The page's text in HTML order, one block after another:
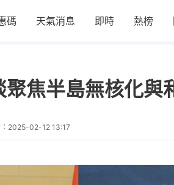
碼 天氣消息 即時 熱榜
聚焦半島無核化
2025-02-12 13:17